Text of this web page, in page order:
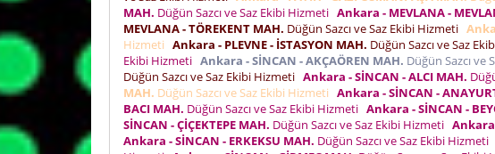
MAH. Düğün Sazcı ve Saz Ekibi Hizmeti Ankara - MEVLANA -
MEVLANA - TÖREKENT MAH. Düğün Sazcı ve Saz Ekibi Hizmeti
Hizmeti Ankara - PLEVNE - İSTASYON MAH. Düğün Sazcı ve Saz
Ekibi Hizmeti Ankara - SİNCAN - AKÇAÖREN MAH. Düğün Sazcı ve
Düğün Sazcı ve Saz Ekibi Hizmeti Ankara - SİNCAN - ALCI MAH.
MAH. Düğün Sazcı ve Saz Ekibi Hizmeti Ankara - SİNCAN -
BACI MAH. Düğün Sazcı ve Saz Ekibi Hizmeti Ankara - SİNCAN -
SİNCAN - ÇİÇEKTEPE MAH. Düğün Sazcı ve Saz Ekibi Hizmeti Ankara
Ankara - SİNCAN - ERKEKSU MAH. Düğün Sazcı ve Saz Ekibi Hizmeti